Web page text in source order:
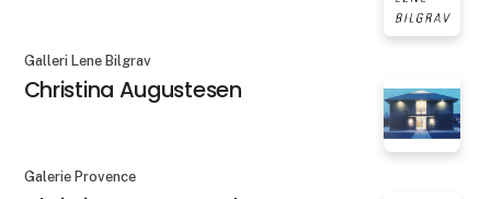
Galleri Lene Bilgrav
Christina Augustesen
Galerie Provence